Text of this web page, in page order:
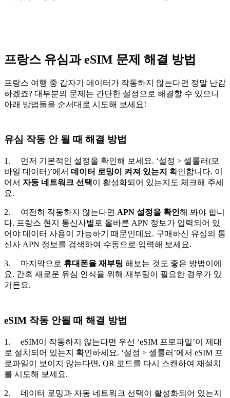
프랑스 유심과 eSIM 문제 해결 방법
프랑스 여행 중 갑자기 데이터가 작동하지 않는다면 정말 난감
하겠죠? 대부분의 문제는 간단한 설정으로 해결할 수 있으니
아래 방법들을 순서대로 시도해 보세요!
유심 작동 안 될 때 해결 방법
1. 먼저 기본적인 설정을 확인해 보세요. ‘설정 > 셀룰러(모
바일 데이터)’에서 데이터 로밍이 켜져 있는지 확인합니다. 이
어서 자동 네트워크 선택이 활성화되어 있는지도 체크해 주세
요.
2. 여전히 작동하지 않는다면 APN 설정을 확인해 봐야 합니
다. 프랑스 현지 통신사별로 올바른 APN 정보가 입력되어 있
어야 데이터 사용이 가능하기 때문인데요. 구매하신 유심의 통
신사 APN 정보를 검색하여 수동으로 입력해 보세요.
3. 마지막으로 휴대폰을 재부팅 해보는 것도 좋은 방법이에
요. 간혹 새로운 유심 인식을 위해 재부팅이 필요한 경우가 있
거든요.
eSIM 작동 안될 때 해결 방법
1. eSIM이 작동하지 않는다면 우선 ‘eSIM 프로파일’이 제대
로 설치되어 있는지 확인하세요. ‘설정 > 셀룰러’에서 eSIM 프
로파일이 보이지 않는다면, QR 코드를 다시 스캔하여 재설치
를 시도해 보세요.
2. 데이터 로밍과 자동 네트워크 선택이 활성화되어 있는지